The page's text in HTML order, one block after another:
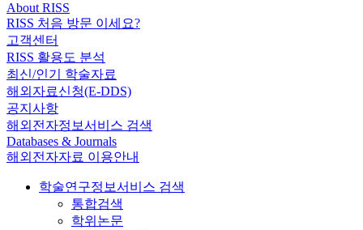
About RISS
RISS 처음 방문 이세요?
고객센터
RISS 활용도 분석
최신/인기 학술자료
해외자료신청(E-DDS)
공지사항
해외전자정보서비스 검색
Databases & Journals
해외전자자료 이용안내
학술연구정보서비스 검색
통합검색
학위논문